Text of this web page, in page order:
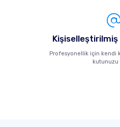
Profesyonellik için kendi
kutunuzu